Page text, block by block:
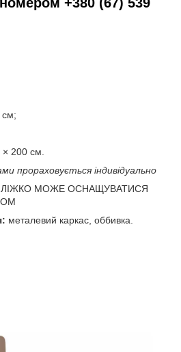
см;
× 200 см.
прораховується індивідуально
ЛІЖКО МОЖЕ ОСНАЩУВАТИСЯ
металевий каркас, оббивка.